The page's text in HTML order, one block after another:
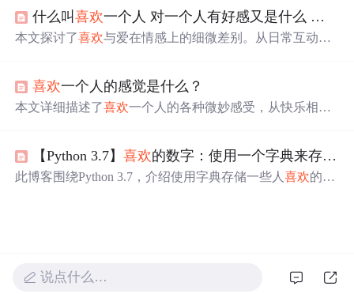
别人做事。
什么叫喜欢一个人 对一个人有好感又是什么 爱一个人又是什么呢
本文探讨了喜欢与爱在情感上的细微差别。从日常互动到
望更亲密无间。
喜欢一个人的感觉是什么？
本文详细描述了喜欢一个人的各种微妙感受，从快乐相伴
【Python 3.7】喜欢的数字：使用一个字典来存储一些人
此博客围绕Python 3.7，介绍使用字典存储一些人喜欢的数
说点什么…